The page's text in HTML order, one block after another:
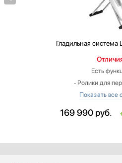
Гладильная система
Есть
‐ Ролики для
Цвет:
Ширина:
Габариты в сложенном
169 990 руб.